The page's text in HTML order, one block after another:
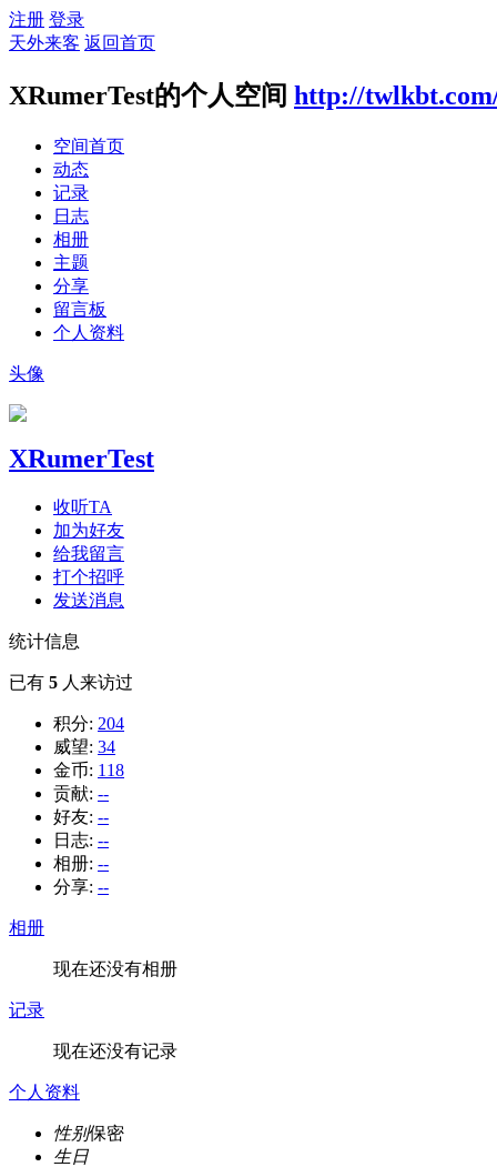
注册 登录
天外来客 返回首页
XRumerTest的个人空间 http://
空间首页
动态
记录
日志
相册
主题
分享
留言板
个人资料
头像
XRumerTest
收听TA
加为好友
给我留言
打个招呼
发送消息
统计信息
已有 5 人来访过
积分: 204
威望: 34
金币: 118
贡献: --
好友: --
日志: --
相册: --
分享: --
相册
现在还没有相册
记录
现在还没有记录
个人资料
性别保密
生日